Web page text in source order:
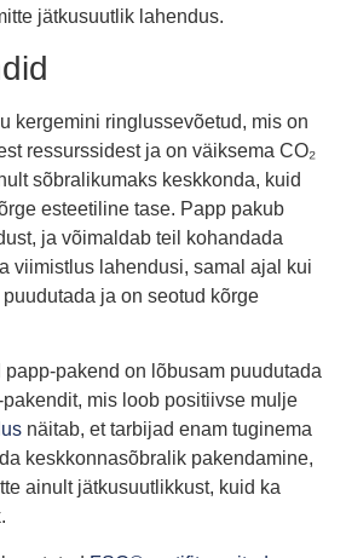
jätkusuutlik lahendus.
kergemini ringlussevõetud, mis on
ressurssidest ja on väiksema CO₂
sõbralikumaks keskkonda, kuid
esteetiline tase. Papp pakub
ja võimaldab teil kohandada
viimistlus lahendusi, samal ajal kui
ja on seotud kõrge
pakend on lõbusam puudutada
mis loob positiivse mulje
näitab, et tarbijad enam tuginema
keskkonnasõbralik pakendamine,
ainult jätkusuutlikkust, kuid ka